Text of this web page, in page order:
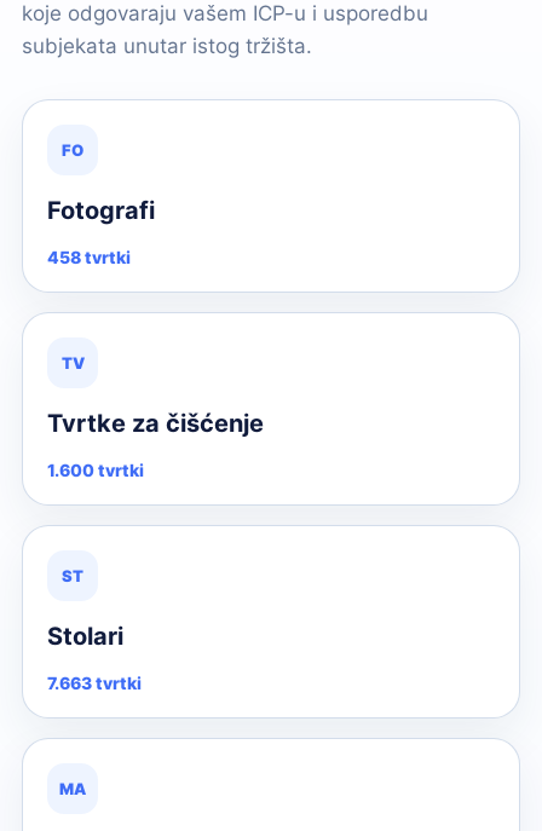
koje odgovaraju vašem ICP-u i usporedbu
subjekata unutar istog tržišta.
FO
Fotografi
458 tvrtki
TV
Tvrtke za čišćenje
1.600 tvrtki
ST
Stolari
7.663 tvrtki
MA